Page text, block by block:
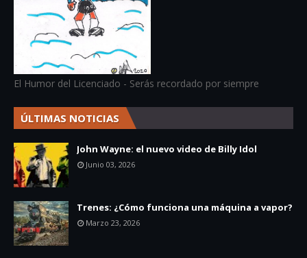
El Humor del Licenciado - Serás recordado por siempre
ÚLTIMAS NOTICIAS
John Wayne: el nuevo video de Billy Idol
Junio 03, 2026
Trenes: ¿Cómo funciona una máquina a vapor?
Marzo 23, 2026